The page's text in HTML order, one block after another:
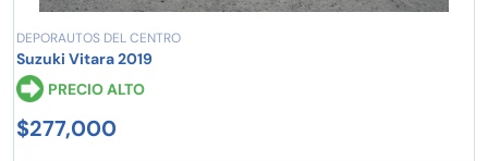
DEPORAUTOS DEL CENTRO
Suzuki Vitara 2019
PRECIO ALTO
$277,000